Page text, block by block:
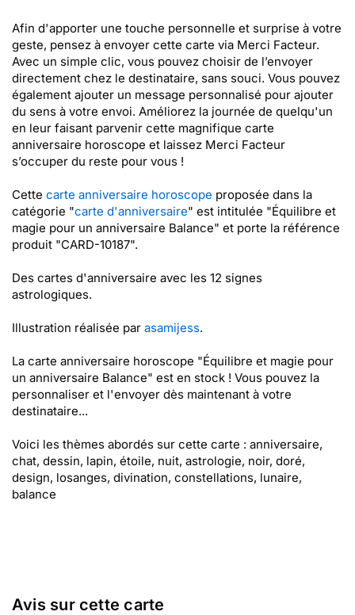
Afin d'apporter une touche personnelle et surprise à votre
geste, pensez à envoyer cette carte via Merci Facteur.
Avec un simple clic, vous pouvez choisir de l’envoyer
directement chez le destinataire, sans souci. Vous pouvez
également ajouter un message personnalisé pour ajouter
du sens à votre envoi. Améliorez la journée de quelqu'un
en leur faisant parvenir cette magnifique carte
anniversaire horoscope et laissez Merci Facteur
s’occuper du reste pour vous !
Cette carte anniversaire horoscope proposée dans la
catégorie "carte d'anniversaire" est intitulée "Équilibre et
magie pour un anniversaire Balance" et porte la référence
produit "CARD-10187".
Des cartes d'anniversaire avec les 12 signes
astrologiques.
Illustration réalisée par asamijess.
La carte anniversaire horoscope "Équilibre et magie pour
un anniversaire Balance" est en stock ! Vous pouvez la
personnaliser et l'envoyer dès maintenant à votre
destinataire...
Voici les thèmes abordés sur cette carte : anniversaire,
chat, dessin, lapin, étoile, nuit, astrologie, noir, doré,
design, losanges, divination, constellations, lunaire,
balance
Avis sur cette carte